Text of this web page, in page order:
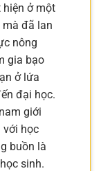
hiện ở một
đã lan
nông
gia bạo
ở lứa
đại học.
giới
với học
buồn là
sinh.